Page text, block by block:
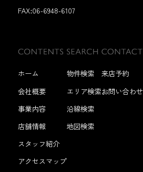
FAX:06-6948-6107
ホーム
会社概要
事業内容
店舗情報
スタッフ紹介
アクセスマップ
物件検索
エリア検索
沿線検索
地図検索
来店予約
お問い合わせ